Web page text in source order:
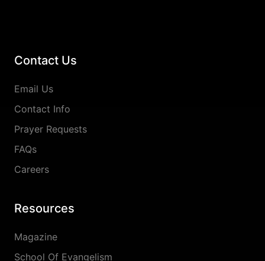
Contact Us
Email Us
Contact Info
Prayer Requests
FAQs
Careers
Resources
Magazine
School Of Evangelism